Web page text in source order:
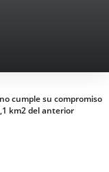
cumple su compromiso
km2 del anterior